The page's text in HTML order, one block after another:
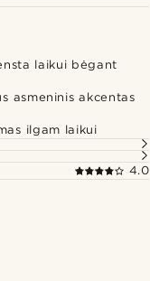
laikui bėgant
asmeninis akcentas
ilgam laikui
4.0